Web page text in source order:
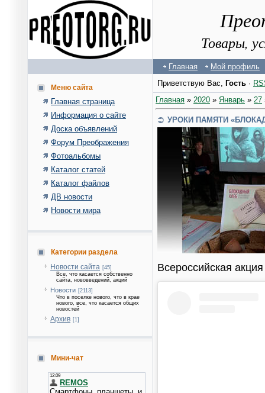
Товары,
Главная Мой профиль
Меню сайта
Главная страница
Информация о сайте
Доска объявлений
Форум Преображения
Фотоальбомы
Каталог статей
Каталог файлов
ДВ новости
Новости мира
Категории раздела
Новости сайта [45]
Все, что касается собственно
сайта, нововведений, акций
Новости [2113]
Что в поселке нового, что в крае
нового, все, что касается общих
новостей
Архив [1]
Мини-чат
Приветствую Вас, Гость ·
Главная » 2020 » Январь » 27
УРОКИ ПАМЯТИ
Всероссийская